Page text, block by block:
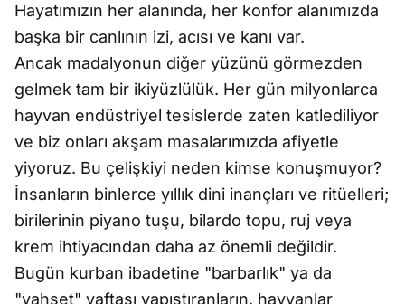
Hayatımızın her alanında, her konfor alanımızda
başka bir canlının izi, acısı ve kanı var.
Ancak madalyonun diğer yüzünü görmezden
gelmek tam bir ikiyüzlülük. Her gün milyonlarca
hayvan endüstriyel tesislerde zaten katlediliyor
ve biz onları akşam masalarımızda afiyetle
yiyoruz. Bu çelişkiyi neden kimse konuşmuyor?
İnsanların binlerce yıllık dini inançları ve ritüelleri;
birilerinin piyano tuşu, bilardo topu, ruj veya
krem ihtiyacından daha az önemli değildir.
Bugün kurban ibadetine "barbarlık" ya da
"vahşet" yaftası yapıştıranların, hayvanlar